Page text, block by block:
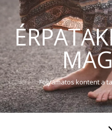
Folyamatos kontent a